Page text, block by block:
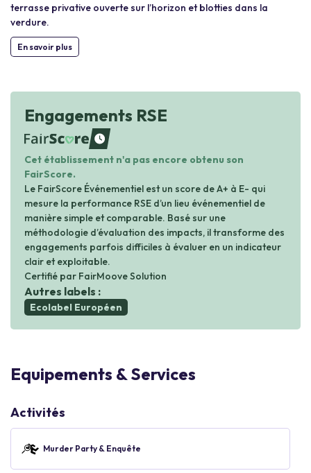
terrasse privative ouverte sur l’horizon et blotties dans la
verdure.
En savoir plus
Engagements RSE
waiting
Cet établissement n'a pas encore obtenu son
FairScore.
Le FairScore Événementiel est un score de A+ à E- qui
mesure la performance RSE d’un lieu événementiel de
manière simple et comparable. Basé sur une
méthodologie d’évaluation des impacts, il transforme des
engagements parfois difficiles à évaluer en un indicateur
clair et exploitable.
Certifié par FairMoove Solution
Autres labels :
Ecolabel Européen
Equipements & Services
Activités
Murder Party & Enquête